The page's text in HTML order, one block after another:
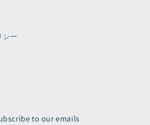
シー
to our emails